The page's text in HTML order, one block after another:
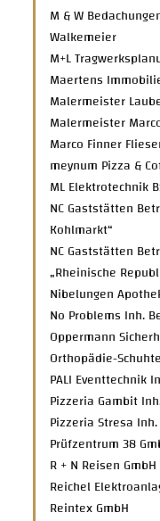
M & W
Walkemeier
M+L
Maertens
Malermeister
Malermeister
Marco Finner
meynum Pizza &
ML Elektrotechnik
NC Gaststätten
Kohlmarkt“
NC Gaststätten
„Rheinische
Nibelungen
No Problems Inh.
Oppermann
Orthopädie-
PALI Eventtechnik
Pizzeria Gambit
Pizzeria Stresa
Prüfzentrum 38
R + N Reisen GmbH
Reichel
Reintex GmbH